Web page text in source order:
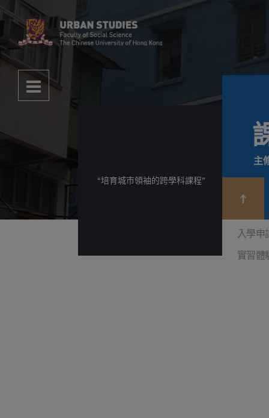
主
“培育城巿領袖的跨學科課程”
入學申
實習體